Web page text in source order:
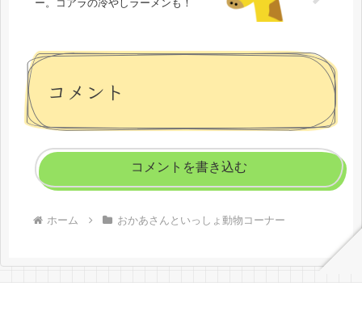
ー。コアラの冷やしラーメンも！
コメント
コメントを書き込む
ホーム おかあさんといっしょ動物コーナー